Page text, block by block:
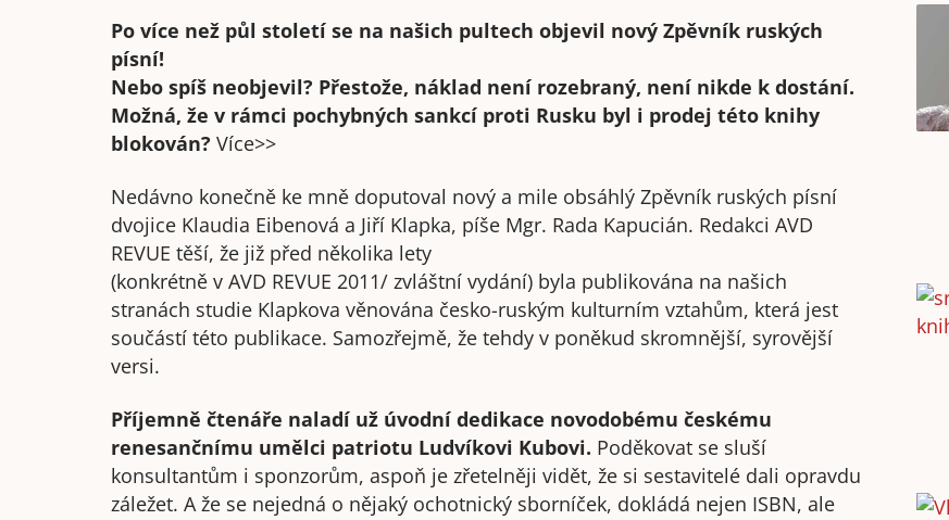
Po více než půl století se na našich pultech objevil nový Zpěvník ruských
písní!
Nebo spíš neobjevil? Přestože, náklad není rozebraný, není nikde k dostání.
Možná, že v rámci pochybných sankcí proti Rusku byl i prodej této knihy
blokován? Více>>
Nedávno konečně ke mně doputoval nový a mile obsáhlý Zpěvník ruských písní
dvojice Klaudia Eibenová a Jiří Klapka, píše Mgr. Rada Kapucián. Redakci AVD
REVUE těší, že již před několika lety
(konkrétně v AVD REVUE 2011/ zvláštní vydání) byla publikována na našich
stranách studie Klapkova věnována česko-ruským kulturním vztahům, která jest
součástí této publikace. Samozřejmě, že tehdy v poněkud skromnější, syrovější
versi.
Příjemně čtenáře naladí už úvodní dedikace novodobému českému
renesančnímu umělci patriotu Ludvíkovi Kubovi. Poděkovat se sluší
konsultantům i sponzorům, aspoň je zřetelněji vidět, že si sestavitelé dali opravdu
záležet. A že se nejedná o nějaký ochotnický sborníček, dokládá nejen ISBN, ale